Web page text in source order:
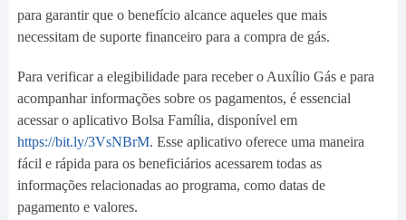
para garantir que o benefício alcance aqueles que mais
necessitam de suporte financeiro para a compra de gás.
Para verificar a elegibilidade para receber o Auxílio Gás e para
acompanhar informações sobre os pagamentos, é essencial
acessar o aplicativo Bolsa Família, disponível em
https://bit.ly/3VsNBrM. Esse aplicativo oferece uma maneira
fácil e rápida para os beneficiários acessarem todas as
informações relacionadas ao programa, como datas de
pagamento e valores.